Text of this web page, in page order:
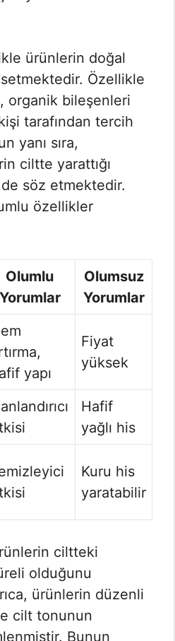
ürünlerin doğal
Özellikle
organik bileşenleri
tarafından tercih
yanı sıra,
ciltte yarattığı
söz etmektedir.
özellikler
Olumlu
Yorumlar
Olumsuz
Yorumlar
yapı
Fiyat
yüksek
Hafif
yağlı his
Kuru his
yaratabilir
ciltteki
olduğunu
ürünlerin düzenli
cilt tonunun
Bunun